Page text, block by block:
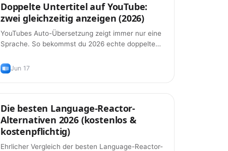
Tipps
Doppelte Untertitel auf YouTube:
zwei gleichzeitig anzeigen (2026)
YouTubes Auto-Übersetzung zeigt immer nur eine
Sprache. So bekommst du 2026 echte doppelte
Übersetzung, kostenlos.
Jun 17
Tipps
Die besten Language-Reactor-
Alternativen 2026 (kostenlos &
kostenpflichtig)
Ehrlicher Vergleich der besten Language-Reactor-